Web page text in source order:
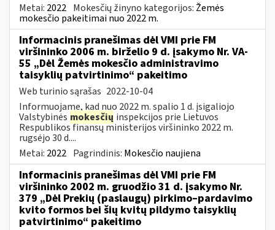
Metai: 2022 Mokesčių žinyno kategorijos: Žemės
mokesčio pakeitimai nuo 2022 m.
Informacinis pranešimas dėl VMI prie FM
viršininko 2006 m. birželio 9 d. įsakymo Nr. VA-
55 „Dėl Žemės mokesčio administravimo
taisyklių patvirtinimo“ pakeitimo
Web turinio sąrašas 2022-10-04
Informuojame, kad nuo 2022 m. spalio 1 d. įsigaliojo
Valstybinės mokesčių inspekcijos prie Lietuvos
Respublikos finansų ministerijos viršininko 2022 m.
rugsėjo 30 d....
Metai: 2022 Pagrindinis: Mokesčio naujiena
Informacinis pranešimas dėl VMI prie FM
viršininko 2002 m. gruodžio 31 d. įsakymo Nr.
379 „Dėl Prekių (paslaugų) pirkimo–pardavimo
kvito formos bei šių kvitų pildymo taisyklių
patvirtinimo“ pakeitimo